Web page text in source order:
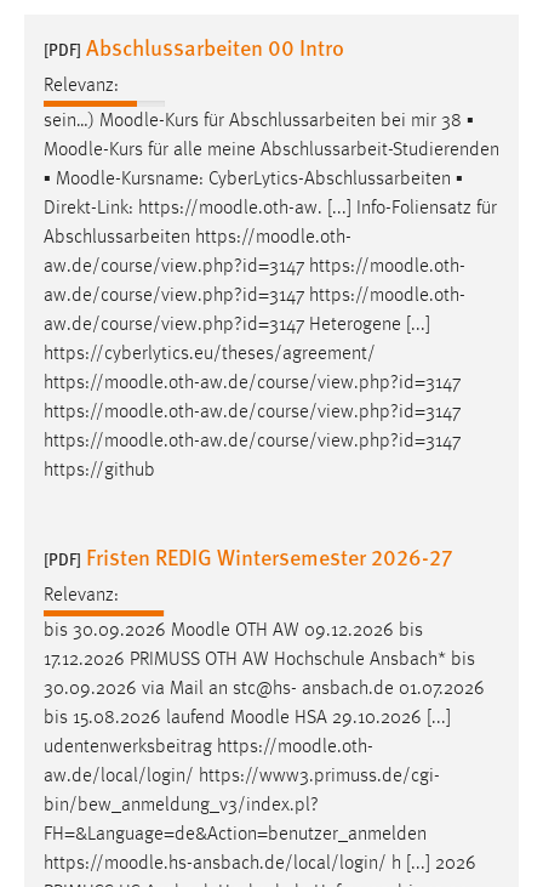
[PDF] Abschlussarbeiten 00 Intro
Relevanz:
sein…) Moodle-Kurs für Abschlussarbeiten bei mir 38 ▪
Moodle-Kurs für alle meine Abschlussarbeit-Studierenden
▪ Moodle-Kursname: CyberLytics-Abschlussarbeiten ▪
Direkt-Link: https://moodle.oth-aw. [...] Info-Foliensatz für
Abschlussarbeiten https://moodle.oth-
aw.de/course/view.php?id=3147 https://moodle.oth-
aw.de/course/view.php?id=3147 https://moodle.oth-
aw.de/course/view.php?id=3147 Heterogene [...]
https://cyberlytics.eu/theses/agreement/
https://moodle.oth-aw.de/course/view.php?id=3147
https://moodle.oth-aw.de/course/view.php?id=3147
https://moodle.oth-aw.de/course/view.php?id=3147
https://github
[PDF] Fristen REDIG Wintersemester 2026-27
Relevanz:
bis 30.09.2026 Moodle OTH AW 09.12.2026 bis
17.12.2026 PRIMUSS OTH AW Hochschule Ansbach* bis
30.09.2026 via Mail an stc@hs- ansbach.de 01.07.2026
bis 15.08.2026 laufend Moodle HSA 29.10.2026 [...]
udentenwerksbeitrag https://moodle.oth-
aw.de/local/login/ https://www3.primuss.de/cgi-
bin/bew_anmeldung_v3/index.pl?
FH=&Language=de&Action=benutzer_anmelden
https://moodle.hs-ansbach.de/local/login/ h [...] 2026
Performance
Name:
Zweck:
Für performante Seitenauslieferung wird in diesem Cookie
gespeichert, ob man eingeloggt ist.
Sprachpräferenz
Name:
site-language-preference
Zweck:
Das Cookie speichert die gewählte Sprache der Website.
30 Tage
Chat
Name:
MibewSessionID, MIBEW_UserID, mibew_locale, mibew-
chat-frame-style-5e9dbeb1811c0446
Zweck:
Wird benötigt um die Chatfunktion nutzen zu können.
Cookie Laufzeit:
MibewSessionID, mibew-chat-frame-style-